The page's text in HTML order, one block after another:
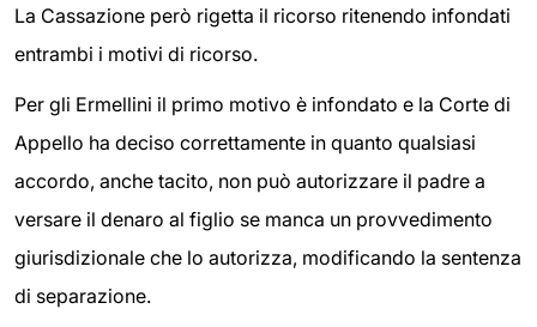
La Cassazione però rigetta il ricorso ritenendo infondati
entrambi i motivi di ricorso.
Per gli Ermellini il primo motivo è infondato e la Corte di
Appello ha deciso correttamente in quanto qualsiasi
accordo, anche tacito, non può autorizzare il padre a
versare il denaro al figlio se manca un provvedimento
giurisdizionale che lo autorizza, modificando la sentenza
di separazione.